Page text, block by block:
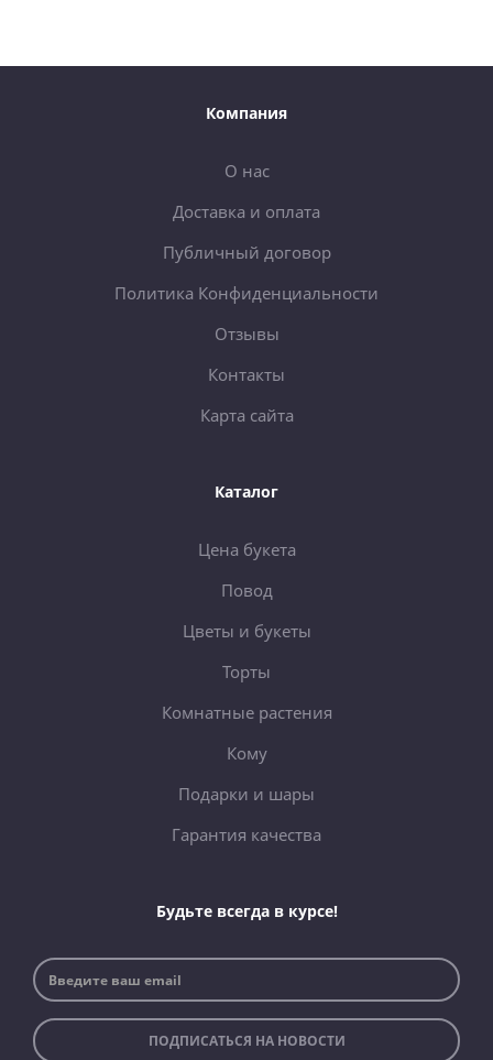
Компания
О нас
Доставка и оплата
Публичный договор
Политика Конфиденциальности
Отзывы
Контакты
Карта сайта
Каталог
Цена букета
Повод
Цветы и букеты
Торты
Комнатные растения
Кому
Подарки и шары
Гарантия качества
Будьте всегда в курсе!
ПОДПИСАТЬСЯ НА НОВОСТИ